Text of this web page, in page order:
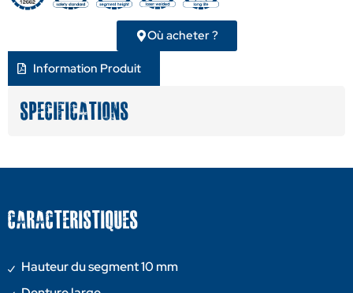
Où acheter ?
Information Produit
Specifications
CARACTERISTIQUES
Hauteur du segment 10 mm